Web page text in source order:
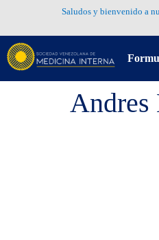
Saludos y bienvenido a